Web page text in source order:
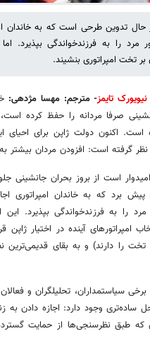
حال تدوین طرحی است که به خاندان
مرد را به فرزندخواندگی بپذیرد.
تخت امپراتوری بنشیند.
تایمز- مترجم: مهسا مژدهی:
صرفا مردانه را حفظ کرده
است. اکنون دولت ژاپن برای احیای
گرفته است: افزودن مردان بیشتر
است از بروز بحران جانشینی
برد که به خاندان امپراتوری
را به فرزندخواندگی بپذیرد. این
امپراتورهای آینده در اختیار ژاپن
تخت را دارند) و به بقای
برخی سیاستمداران، تحلیلگران و
ساده‌تری وجود دارد: اجازه دادن به
که طبق نظرسنجی‌ها از حمایت